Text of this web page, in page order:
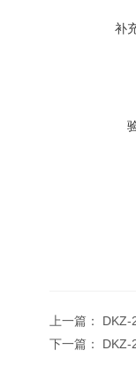
补
上一篇： DKZ-
下一篇： DKZ-